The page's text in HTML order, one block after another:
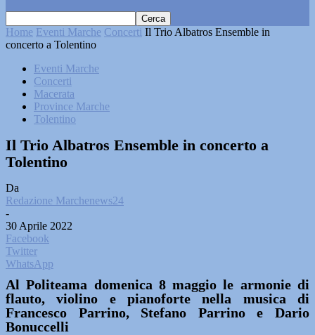
Home Eventi Marche Concerti Il Trio Albatros Ensemble in
concerto a Tolentino
Eventi Marche
Concerti
Macerata
Province Marche
Tolentino
Il Trio Albatros Ensemble in concerto a
Tolentino
Da
Redazione Marchenews24
-
30 Aprile 2022
Facebook
Twitter
WhatsApp
Al Politeama domenica 8 maggio le armonie di
flauto, violino e pianoforte nella musica di
Francesco Parrino, Stefano Parrino e Dario
Bonuccelli